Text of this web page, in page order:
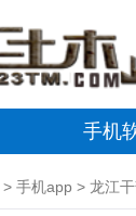
手机
> 手机app > 龙江